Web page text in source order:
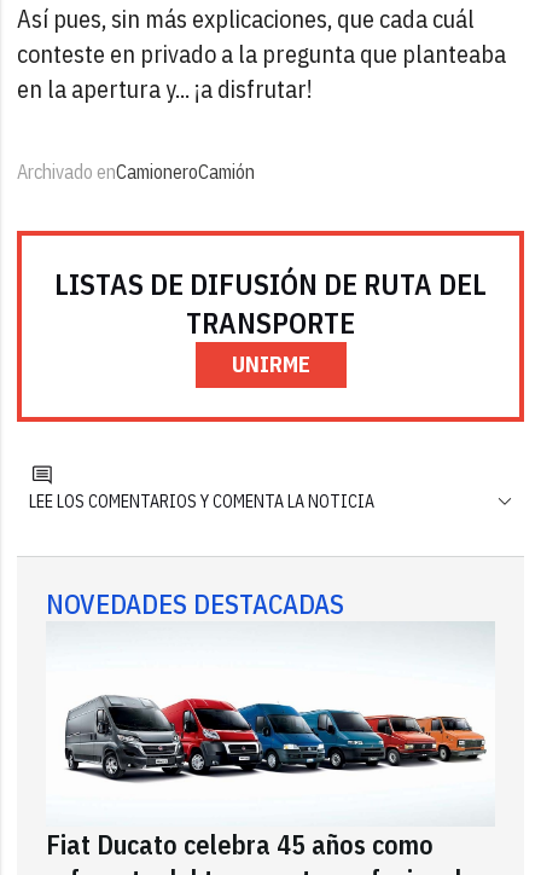
Así pues, sin más explicaciones, que cada cuál
conteste en privado a la pregunta que planteaba
en la apertura y... ¡a disfrutar!
Archivado enCamioneroCamión
LISTAS DE DIFUSIÓN DE RUTA DEL
TRANSPORTE
UNIRME
LEE LOS COMENTARIOS Y COMENTA LA NOTICIA
NOVEDADES DESTACADAS
Fiat Ducato celebra 45 años como